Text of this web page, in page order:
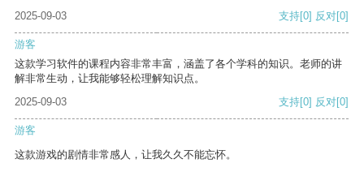
2025-09-03
支持[0] 反对[0]
游客
这款学习软件的课程内容非常丰富，涵盖了各个学科的知识。老师的讲
解非常生动，让我能够轻松理解知识点。
2025-09-03
支持[0] 反对[0]
游客
这款游戏的剧情非常感人，让我久久不能忘怀。